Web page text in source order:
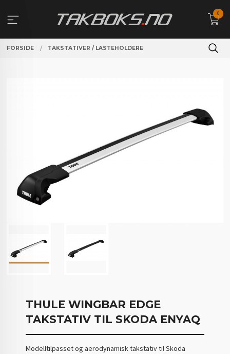
innholdet
0
FORSIDE TAKSTATIVER / LASTEHOLDERE
THULE WINGBAR EDGE
TAKSTATIV TIL SKODA ENYAQ
Modelltilpasset og aerodynamisk takstativ til Skoda